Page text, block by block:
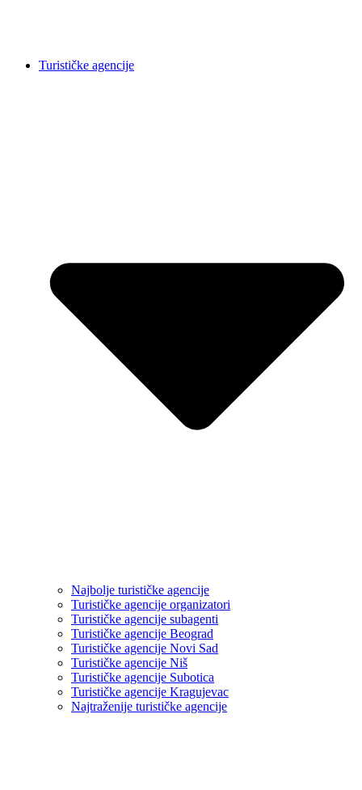
Turističke agencije
Najbolje turističke agencije
Turističke agencije organizatori
Turističke agencije subagenti
Turističke agencije Beograd
Turističke agencije Novi Sad
Turističke agencije Niš
Turističke agencije Subotica
Turističke agencije Kragujevac
Najtraženije turističke agencije